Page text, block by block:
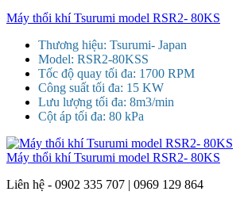
Máy thổi khí Tsurumi model RSR2- 80KS
Thương hiệu: Tsurumi- Japan
Model: RSR2-80KSS
Tốc độ quay tối đa: 1700 RPM
Công suất tối đa: 15 KW
Lưu lượng tối đa: 8m3/min
Cột áp tối đa: 80 kPa
Máy thổi khí Tsurumi model RSR2- 80KS
Liên hệ - 0902 335 707 | 0969 129 864